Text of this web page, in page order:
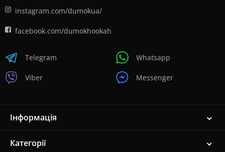
instagram.com/dumokua/
facebook.com/dumokhookah
Telegram
Viber
Whatsapp
Messenger
Інформація
Категорії